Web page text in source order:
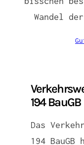
Wandel
194 BauGB
Das
194